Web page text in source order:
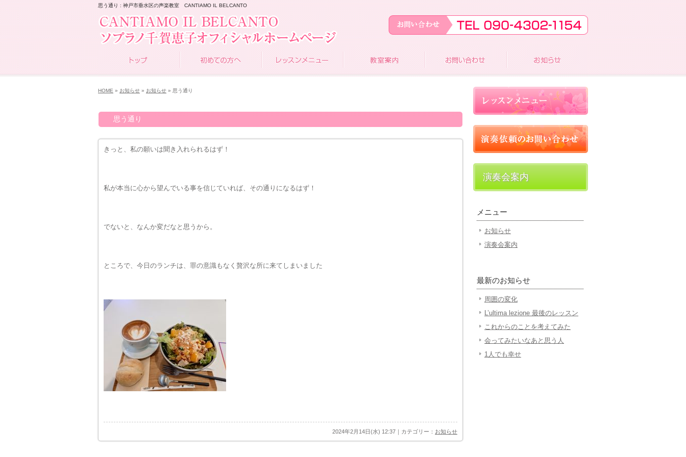
思う通り : 神戸市垂水区の声楽教室 CANTIAMO IL BELCANTO
HOME » お知らせ » お知らせ » 思う通り
思う通り
きっと、私の願いは聞き入れられるはず！
私が本当に心から望んでいる事を信じていれば、その通りになるはず！
でないと、なんか変だなと思うから。
ところで、今日のランチは、罪の意識もなく贅沢な所に来てしまいました
2024年2月14日(水) 12:37｜カテゴリー： お知らせ
演奏会案内
メニュー
お知らせ
演奏会案内
最新のお知らせ
周囲の変化
L’ultima lezione 最後のレッスン
これからのことを考えてみた
会ってみたいなあと思う人
1人でも幸せ